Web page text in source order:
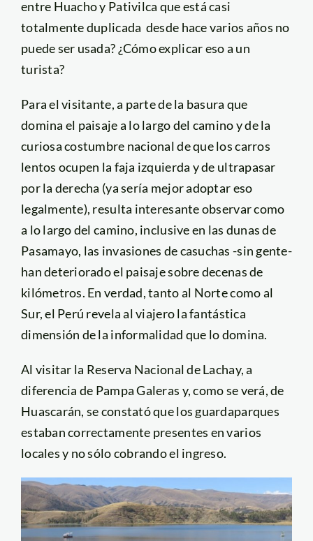
entre Huacho y Pativilca que está casi
totalmente duplicada desde hace varios años no
puede ser usada? ¿Cómo explicar eso a un
turista?
Para el visitante, a parte de la basura que
domina el paisaje a lo largo del camino y de la
curiosa costumbre nacional de que los carros
lentos ocupen la faja izquierda y de ultrapasar
por la derecha (ya sería mejor adoptar eso
legalmente), resulta interesante observar como
a lo largo del camino, inclusive en las dunas de
Pasamayo, las invasiones de casuchas -sin gente-
han deteriorado el paisaje sobre decenas de
kilómetros. En verdad, tanto al Norte como al
Sur, el Perú revela al viajero la fantástica
dimensión de la informalidad que lo domina.
Al visitar la Reserva Nacional de Lachay, a
diferencia de Pampa Galeras y, como se verá, de
Huascarán, se constató que los guardaparques
estaban correctamente presentes en varios
locales y no sólo cobrando el ingreso.